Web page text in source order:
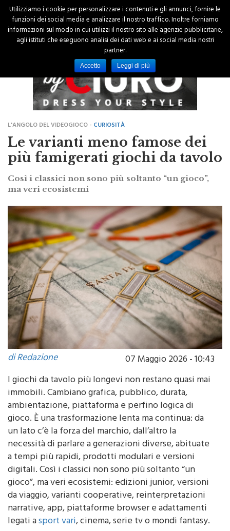
L'ANGOLO DEL VIDEOGIOCO - CURIOSITÀ
Le varianti meno famose dei
più famigerati giochi da tavolo
Così i classici non sono più soltanto “un gioco”,
ma veri ecosistemi
di Redazione
07 Maggio 2026 - 10:43
I giochi da tavolo più longevi non restano quasi mai
immobili. Cambiano grafica, pubblico, durata,
ambientazione, piattaforma e perfino logica di
gioco. È una trasformazione lenta ma continua: da
un lato c’è la forza del marchio, dall’altro la
necessità di parlare a generazioni diverse, abituate
a tempi più rapidi, prodotti modulari e versioni
digitali. Così i classici non sono più soltanto “un
gioco”, ma veri ecosistemi: edizioni junior, versioni
da viaggio, varianti cooperative, reinterpretazioni
narrative, app, piattaforme browser e adattamenti
legati asport vari, cinema, serie tv o mondi fantasy.
Utilizziamo i cookie per personalizzare i contenuti e gli annunci, fornire le
funzioni dei social media e analizzare il nostro traffico. Inoltre forniamo
informazioni sul modo in cui utilizzi il nostro sito alle agenzie pubblicitarie,
agli istituti che eseguono analisi dei dati web e ai social media nostri
partner.
Accetto Leggi di più